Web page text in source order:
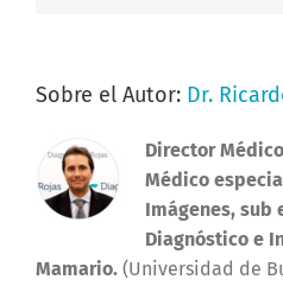
Sobre el Autor: Dr.
Director
Médico
Imágenes, sub
Diagnóstico e
Mamario. (Universidad de